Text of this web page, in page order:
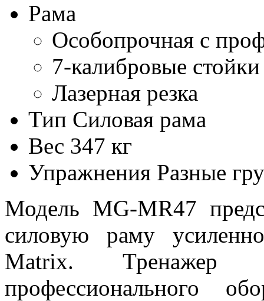
Рама
Особопрочная с
7-калибровые стойки
Лазерная резка
Тип Силовая рама
Вес 347 кг
Упражнения Разные
Модель MG-MR47
силовую раму
Matrix. Тренажер
профессионального